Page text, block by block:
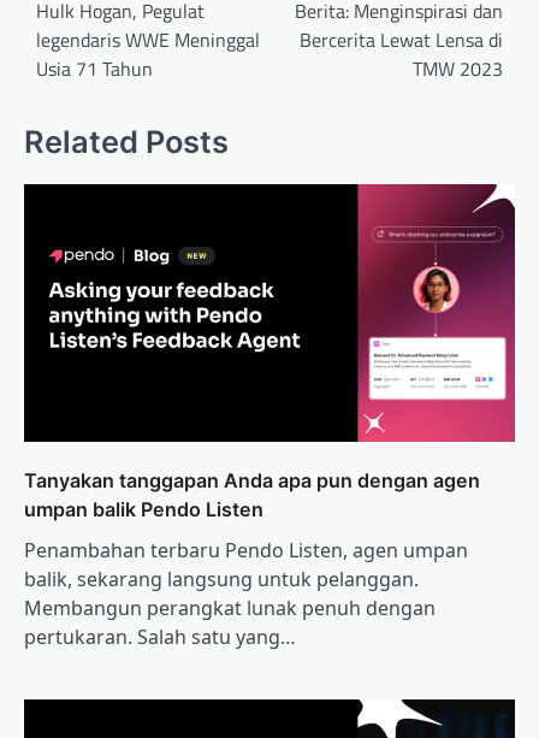
navigation
Hulk Hogan, Pegulat
legendaris WWE Meninggal
Usia 71 Tahun
Berita: Menginspirasi dan
Bercerita Lewat Lensa di
TMW 2023
Related Posts
Tanyakan tanggapan Anda apa pun dengan agen
umpan balik Pendo Listen
Penambahan terbaru Pendo Listen, agen umpan
balik, sekarang langsung untuk pelanggan.
Membangun perangkat lunak penuh dengan
pertukaran. Salah satu yang…